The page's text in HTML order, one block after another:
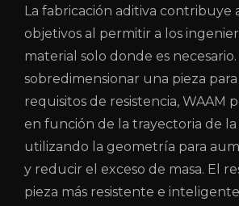
La fabricación aditiva contribuye
objetivos al permitir a los
material solo donde es
sobredimensionar una pieza
requisitos de resistencia, WAAM
en función de la trayectoria de la
utilizando la geometría para
y reducir el exceso de masa. El
pieza más resistente e